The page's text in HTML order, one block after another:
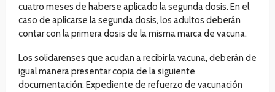
cuatro meses de haberse aplicado la segunda dosis. En el
caso de aplicarse la segunda dosis, los adultos deberán
contar con la primera dosis de la misma marca de vacuna.
Los solidarenses que acudan a recibir la vacuna, deberán de
igual manera presentar copia de la siguiente
documentación: Expediente de refuerzo de vacunación